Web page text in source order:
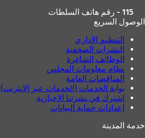
115 - رقم هاتف السلطات
الوصول السريع
التنظيم الإداري
النشرات الصحفية
الوظائف الشاغرة
نظام معلومات المجلس
المناقصات العامة
بوابة الخدمات (الخدمات عبر الإنترنت)
اشترك في نشرتنا الإخبارية
إعدادات حماية البيانات
خدمة المدينة